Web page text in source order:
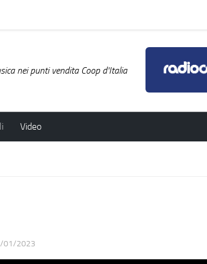
nei punti vendita Coop d'Italia
Video
01/2023